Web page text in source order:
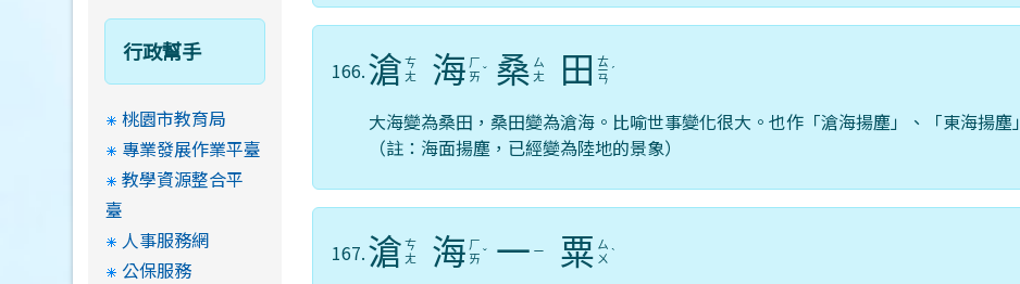
166.滄 ㄘ
ㄤ
海 ㄏ
ㄞ ˇ 桑 ㄙ
ㄤ
田 ㄊ
ㄧ
ㄢ
ˊ
大海變為桑田，桑田變為滄海。比喻世事變化很大。也作「滄海揚塵」、「東海揚塵」
（註：海面揚塵，已經變為陸地的景象）
167.滄 ㄘ
ㄤ
海 ㄏ
ㄞ ˇ 一 ㄧ 粟 ㄙ
ㄨ ˋ
行政幫手
桃園市教育局
專業發展作業平臺
教學資源整合平
臺
人事服務網
公保服務